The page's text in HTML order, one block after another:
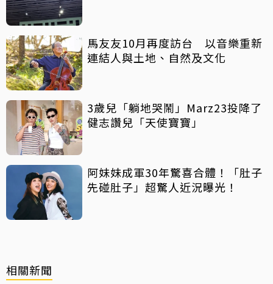
馬友友10月再度訪台 以音樂重新
連結人與土地、自然及文化
3歲兒「躺地哭鬧」Marz23投降了
健志讚兒「天使寶寶」
阿妹妹成軍30年驚喜合體！「肚子
先碰肚子」超驚人近況曝光！
相關新聞